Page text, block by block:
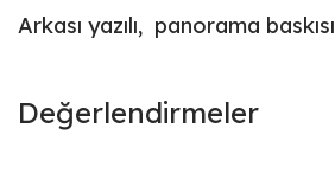
Arkası yazılı, panorama baskısı
Değerlendirmeler